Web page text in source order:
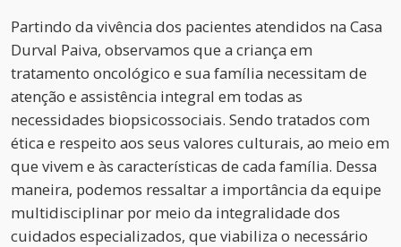
Partindo da vivência dos pacientes atendidos na Casa
Durval Paiva, observamos que a criança em
tratamento oncológico e sua família necessitam de
atenção e assistência integral em todas as
necessidades biopsicossociais. Sendo tratados com
ética e respeito aos seus valores culturais, ao meio em
que vivem e às características de cada família. Dessa
maneira, podemos ressaltar a importância da equipe
multidisciplinar por meio da integralidade dos
cuidados especializados, que viabiliza o necessário